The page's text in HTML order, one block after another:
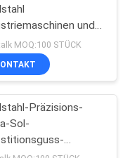
und
MOQ:100 STÜCK
Präzisions-
Sol-